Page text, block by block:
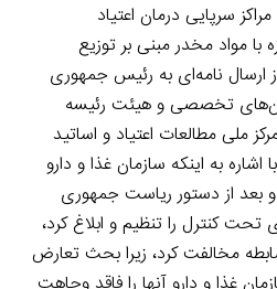
سرپایی درمان اعتیاد
مواد مخدر مبنی بر توزیع
ارسال نامه‌ای به رئیس جمهوری
تخصصی و هیئت رئیسه
ملی مطالعات اعتیاد و اساتید
به اینکه سازمان غذا و دارو
بعد از دستور ریاست جمهوری
کنترل را تنظیم و ابلاغ کرد،
مخالفت کرد، زیرا بحث تعارض